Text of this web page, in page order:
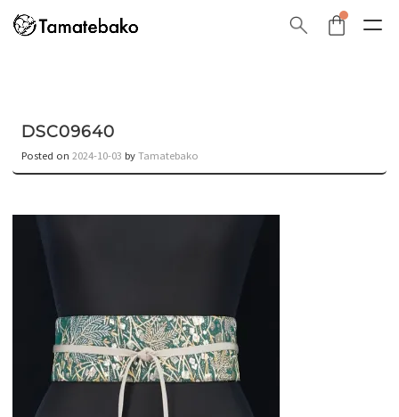
DSC09640
Posted on 2024-10-03 byTamatebako